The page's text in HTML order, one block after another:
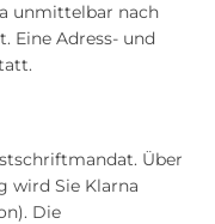
unmittelbar nach
Eine Adress- und
Über
wird Sie Klarna
Die